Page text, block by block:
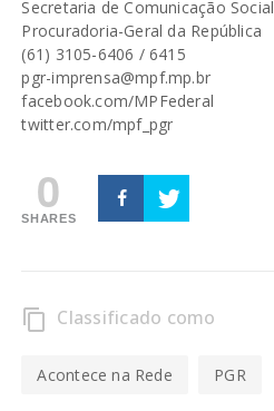
Secretaria de Comunicação Social
Procuradoria-Geral da República
(61) 3105-6406 / 6415
pgr-imprensa@mpf.mp.br
facebook.com/MPFederal
twitter.com/mpf_pgr
0
SHARES
content_copy Classificado como
Acontece na Rede PGR